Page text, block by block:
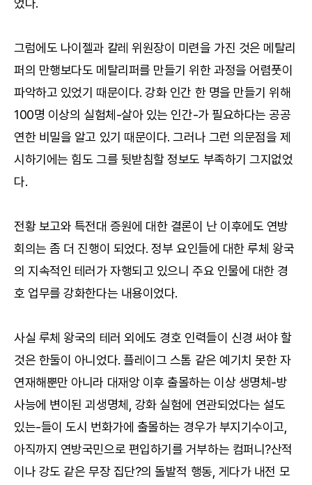
었다.
그럼에도 나이젤과 칼레 위원장이 미련을 가진 것은 메탈리
퍼의 만행보다도 메탈리퍼를 만들기 위한 과정을 어렴풋이
파악하고 있었기 때문이다. 강화 인간 한 명을 만들기 위해
100명 이상의 실험체-살아 있는 인간-가 필요하다는 공공
연한 비밀을 알고 있기 때문이다. 그러나 그런 의문점을 제
시하기에는 힘도 그를 뒷받침할 정보도 부족하기 그지없었
다.
전황 보고와 특전대 증원에 대한 결론이 난 이후에도 연방
회의는 좀 더 진행이 되었다. 정부 요인들에 대한 루체 왕국
의 지속적인 테러가 자행되고 있으니 주요 인물에 대한 경
호 업무를 강화한다는 내용이었다.
사실 루체 왕국의 테러 외에도 경호 인력들이 신경 써야 할
것은 한둘이 아니었다. 플레이그 스톰 같은 예기치 못한 자
연재해뿐만 아니라 대재앙 이후 출몰하는 이상 생명체-방
사능에 변이된 괴생명체, 강화 실험에 연관되었다는 설도
있는-들이 도시 번화가에 출몰하는 경우가 부지기수이고,
아직까지 연방국민으로 편입하기를 거부하는 컴퍼니?산적
이나 강도 같은 무장 집단?의 돌발적 행동, 게다가 내전 모